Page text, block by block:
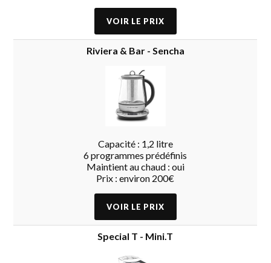
Riviera & Bar - Sencha
Capacité : 1,2 litre
6 programmes prédéfinis
Maintient au chaud : oui
Prix : environ 200€
Special T - Mini.T